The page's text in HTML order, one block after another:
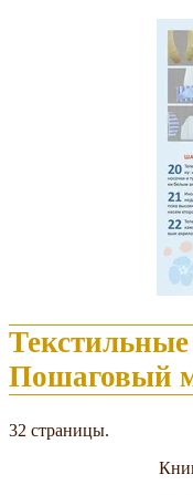
Пошаговый
32 страницы.